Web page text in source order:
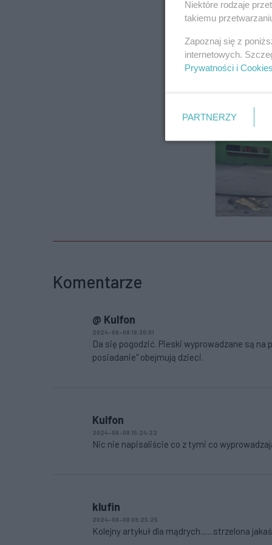
Komentarze
@ Kulfon
2024-08-08 18:30:01
Da się pogodzić. Pieski wyprowadzane są
posiadanie" obejmują dzieci.
Kulfon
2024-08-08 15:24:22
Nic nie napisaliście co z tymi co
klufin
2024-08-08 09:25:25
Kolejny artykuł dla mądrych.......strzelona
Niektóre rodzaje
takiemu
Zapoznaj się z
internetowych.
Prywatności i Cookies
PARTNERZY